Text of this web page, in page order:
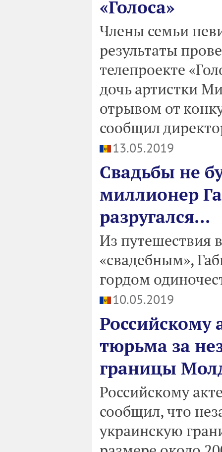
«Голоса»
Члены семьи
результаты
телепроекте
дочь артистки
отрывом от
сообщил
13.05.2019
Свадьбы не
миллионер
разругался...
Из путешествия
«свадебным»,
гордом
10.05.2019
Российскому
тюрьма за
границы
Российскому
сообщил, что
украинскую